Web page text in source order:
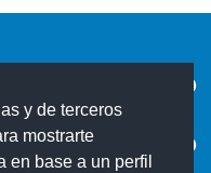
y de terceros
mostrarte
en base a un perfil